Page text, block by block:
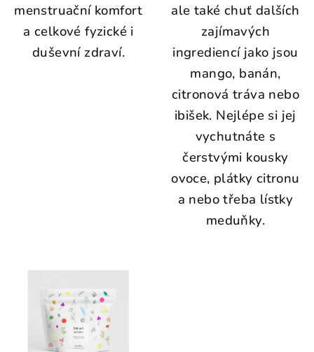
menstruační komfort
a celkové fyzické i
duševní zdraví.
ale také chuť dalších
zajímavých
ingrediencí jako jsou
mango, banán,
citronová tráva nebo
ibišek. Nejlépe si jej
vychutnáte s
čerstvými kousky
ovoce, plátky citronu
a nebo třeba lístky
meduňky.